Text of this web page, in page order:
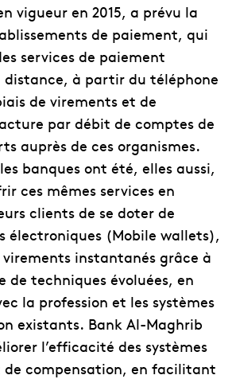
vigueur en 2015, a prévu la
de paiement, qui
services de paiement
distance, à partir du téléphone
de virements et de
par débit de comptes de
auprès de ces organismes.
banques ont été, elles aussi,
ces mêmes services en
clients de se doter de
électroniques (Mobile wallets),
instantanés grâce à
de techniques évoluées, en
la profession et les systèmes
existants. Bank Al-Maghrib
l’efficacité des systèmes
compensation, en facilitant